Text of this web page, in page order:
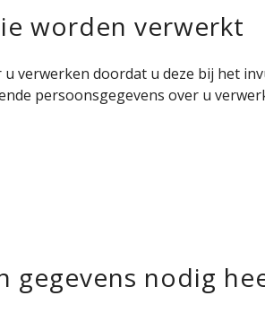
worden verwerkt
verwerken doordat u deze bij het
persoonsgegevens over u
gegevens nodig